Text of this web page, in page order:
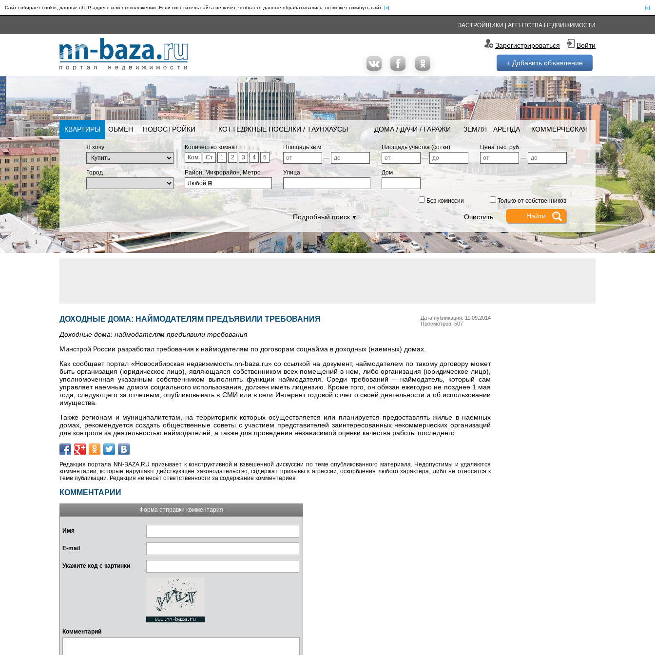
Сайт собирает cookie, данные об IP-адресе и местоположении. Если посетитель сайта не хочет, чтобы его данные обрабатывались, он может покинуть сайт. [x]
[x]
ЗАСТРОЙЩИКИ АГЕНТСТВА НЕДВИЖИМОСТИ
Зарегистрироваться Войти
+ Добавить объявление
КВАРТИРЫ ОБМЕН НОВОСТРОЙКИ КОТТЕДЖНЫЕ ПОСЕЛКИ / ТАУНХАУСЫ ДОМА / ДАЧИ / ГАРАЖИ ЗЕМЛЯ АРЕНДА КОММЕРЧЕСКАЯ
Я хочу
Количество комнат
Ком
Ст 1 2 3 4 5
Площадь кв.м.
—
Площадь участка (сотки)
—
Цена тыс. руб.
—
Город
Район, Микрорайон, Метро
Любой ⊞
Улица Дом
Без комиссии Только от собственников
Подробный поиск▼ Очистить
Дата публикации: 11.09.2014
Просмотров: 507
ДОХОДНЫЕ ДОМА: НАЙМОДАТЕЛЯМ ПРЕДЪЯВИЛИ ТРЕБОВАНИЯ
Доходные дома: наймодателям предъявили требования
Минстрой России разработал требования к наймодателям по договорам соцнайма в доходных (наемных) домах.
Как сообщает портал «Новосибирская недвижимость.nn-baza.ru» со ссылкой на документ, наймодателем по такому договору может
быть организация (юридическое лицо), являющаяся собственником всех помещений в нем, либо организация (юридическое лицо),
уполномоченная указанным собственником выполнять функции наймодателя. Среди требований – наймодатель, который сам
управляет наемным домом социального использования, должен иметь лицензию. Кроме того, он обязан ежегодно не позднее 1 мая
года, следующего за отчетным, опубликовывать в СМИ или в сети Интернет годовой отчет о своей деятельности и об использовании
имущества.
Также регионам и муниципалитетам, на территориях которых осуществляется или планируется предоставлять жилье в наемных
домах, рекомендуется создать общественные советы с участием представителей заинтересованных некоммерческих организаций
для контроля за деятельностью наймодателей, а также для проведения независимой оценки качества работы последнего.
Редакция портала NN-BAZA.RU призывает к конструктивной и взвешенной дискуссии по теме опубликованного материала. Недопустимы и удаляются
комментарии, которые нарушают действующее законодательство, содержат призывы к агрессии, оскорбления любого характера, либо не относятся к
теме публикации. Редакция не несёт ответственности за содержание комментариев.
КОММЕНТАРИИ
Форма отправки комментария
Имя
E-mail
Укажите код с картинки
Комментарий